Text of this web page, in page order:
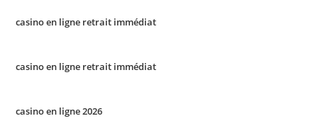
casino en ligne retrait immédiat
casino en ligne retrait immédiat
casino en ligne 2026